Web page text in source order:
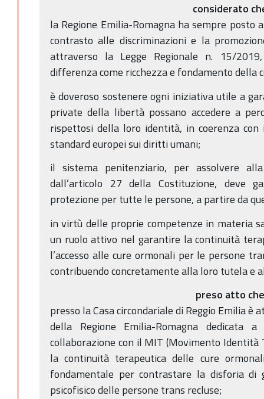
considerato
la Regione Emilia-Romagna ha sempre
contrasto alle discriminazioni e la
attraverso la Legge Regionale n. 15/
differenza come ricchezza e fondamento della
è doveroso sostenere ogni iniziativa utile a
private della libertà possano accedere a
rispettosi della loro identità, in coerenza
standard europei sui diritti umani;
il sistema penitenziario, per assolvere
dall’articolo 27 della Costituzione, deve
protezione per tutte le persone, a partire da
in virtù delle proprie competenze in materia
un ruolo attivo nel garantire la continuità
l’accesso alle cure ormonali per le persone
contribuendo concretamente alla loro tutela e
preso atto che
presso la Casa circondariale di Reggio Emilia è
della Regione Emilia-Romagna dedicata
collaborazione con il MIT (Movimento Identità
la continuità terapeutica delle cure
fondamentale per contrastare la disforia di
psicofisico delle persone trans recluse;